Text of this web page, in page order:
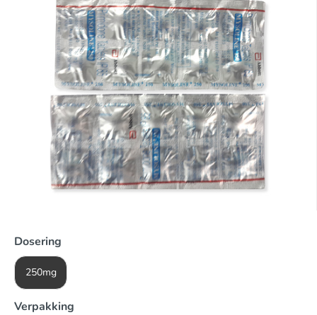
Dosering
250mg
Verpakking